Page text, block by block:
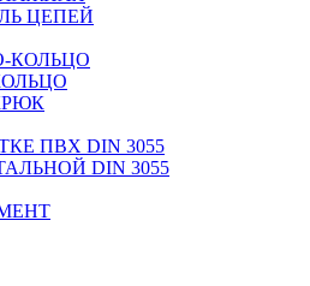
ЦЕПЕЙ
КОЛЬЦО
ПВХ DIN 3055
DIN 3055